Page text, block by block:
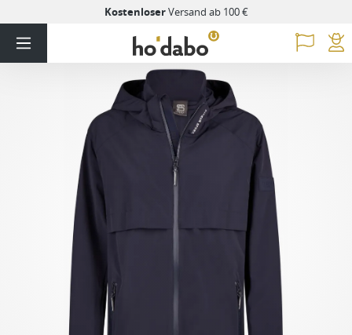
KostenloserVersand ab 100 €